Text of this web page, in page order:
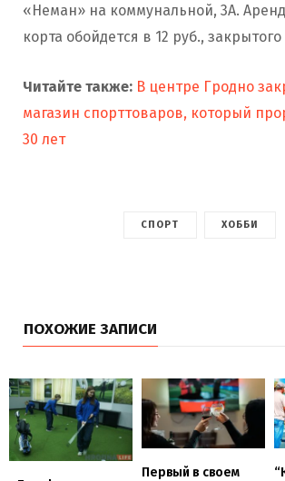
«Неман» на коммунальной, 3А.
корта обойдется в 12 руб.,
Читайте также: В центре Гродно
магазин спорттоваров, который
30 лет
СПОРТ ХОББИ
ПОХОЖИЕ ЗАПИСИ
Первый в своем